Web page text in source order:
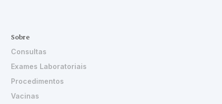
Sobre
Consultas
Exames Laboratoriais
Procedimentos
Vacinas